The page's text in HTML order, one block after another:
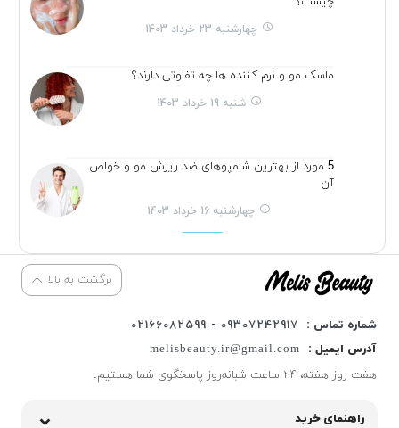
چهارشنبه 23 خرداد 1403
ماسک مو و نرم کننده ها چه تفاوتی دارند؟
شنبه 19 خرداد 1403
5 مورد از بهترین شامپوهای ضد ریزش مو و خواص
آن
چهارشنبه 16 خرداد 1403
برگشت به بالا
شماره تماس :
09307242917 - 02166082599
آدرس ایمیل :
melisbeauty.ir@gmail.com
هفت روز هفته، ۲۴ ساعت شبانه‌روز پاسخگوی شما هستیم.
راهنمای خرید